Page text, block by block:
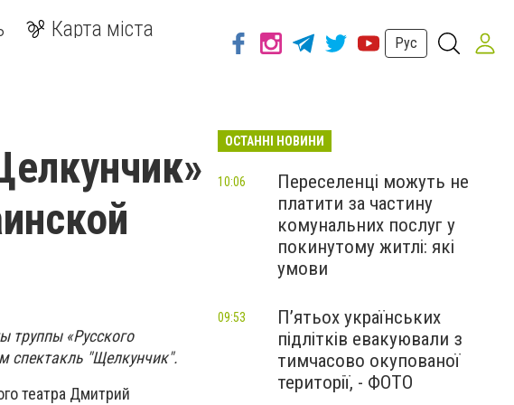
Карта міста
Рус
труппы «Русского
спектакль "Щелкунчик".
театра Дмитрий
ОСТАННІ НОВИНИ
Переселенці можуть не
платити за частину
комунальних послуг у
покинутому житлі: які
умови
10:06
П’ятьох українських
підлітків евакуювали з
тимчасово окупованої
території, - ФОТО
09:53